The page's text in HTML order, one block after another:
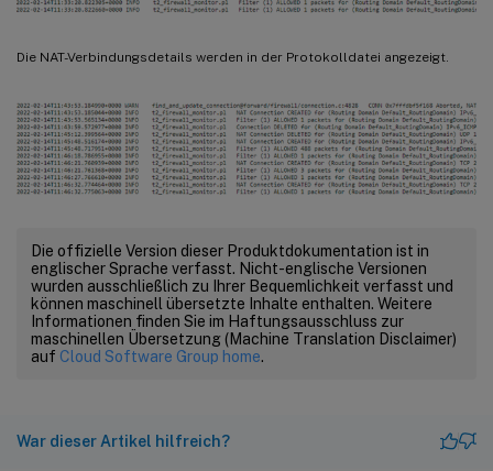
Die NAT-Verbindungsdetails werden in der Protokolldatei angezeigt.
Die offizielle Version dieser Produktdokumentation ist in
englischer Sprache verfasst. Nicht-englische Versionen
wurden ausschließlich zu Ihrer Bequemlichkeit verfasst und
können maschinell übersetzte Inhalte enthalten. Weitere
Informationen finden Sie im Haftungsausschluss zur
maschinellen Übersetzung (Machine Translation Disclaimer)
auf Cloud Software Group home.
War dieser Artikel hilfreich?